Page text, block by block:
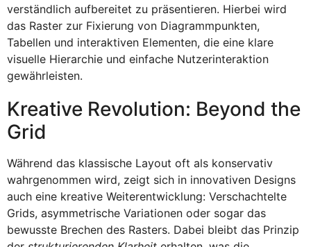
verständlich aufbereitet zu präsentieren. Hierbei wird
das Raster zur Fixierung von Diagrammpunkten,
Tabellen und interaktiven Elementen, die eine klare
visuelle Hierarchie und einfache Nutzerinteraktion
gewährleisten.
Kreative Revolution: Beyond the
Grid
Während das klassische Layout oft als konservativ
wahrgenommen wird, zeigt sich in innovativen Designs
auch eine kreative Weiterentwicklung: Verschachtelte
Grids, asymmetrische Variationen oder sogar das
bewusste Brechen des Rasters. Dabei bleibt das Prinzip